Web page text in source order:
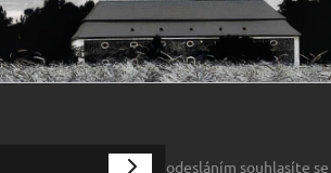
odesláním souhlasíte se